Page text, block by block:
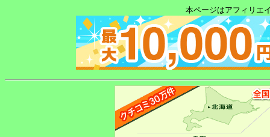
本ページはアフィリエ